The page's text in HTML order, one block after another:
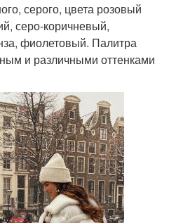
серого, цвета розовый
серо-коричневый,
фиолетовый. Палитра
и различными оттенками